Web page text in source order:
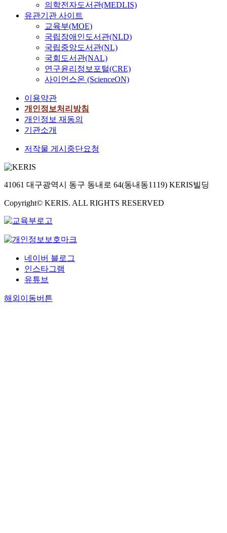
의학전자도서관(MEDLIS)
유관기관 사이트
교육부(MOE)
국립장애인도서관(NLD)
국립중앙도서관(NL)
국회도서관(NAL)
연구윤리정보포털(CRE)
사이언스온 (ScienceON)
이용약관
개인정보처리방침
개인정보 재동의
기관소개
저작물 게시중단요청
41061 대구광역시 동구 동내로 64(동내동1119) KERIS빌딩
Copyright© KERIS. ALL RIGHTS RESERVED
네이버 블로그
인스타그램
유튜브
해외이동버튼